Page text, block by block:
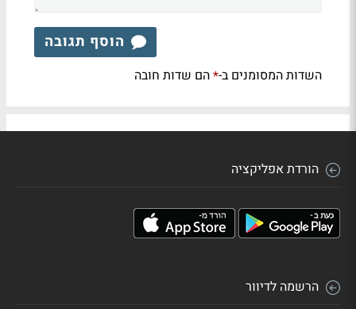
הוסף תגובה
השדות המסומנים ב-*הם שדות חובה
הורדת אפליקציה
הרשמה לדיוור